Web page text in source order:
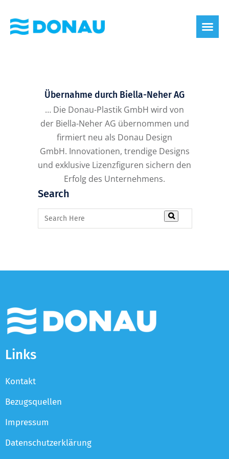
Übernahme durch Biella-Neher AG
… Die Donau-Plastik GmbH wird von
der Biella-Neher AG übernommen und
firmiert neu als Donau Design
GmbH. Innovationen, trendige Designs
und exklusive Lizenzfiguren sichern den
Erfolg des Unternehmens.
Search
Links
Kontakt
Bezugsquellen
Impressum
Datenschutzerklärung